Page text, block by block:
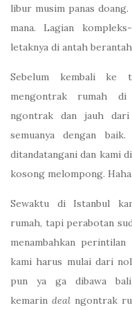
libur musim panas
mana. Lagian
letaknya di antah
Sebelum kembali ke
mengontrak rumah di
ngontrak dan jauh
semuanya dengan
ditandatangani dan kami
kosong melompong. Haha.
Sewaktu di Istanbul
rumah, tapi perabotan
menambahkan
kami harus mulai dari
pun ya ga dibawa
kemarin deal ngontrak